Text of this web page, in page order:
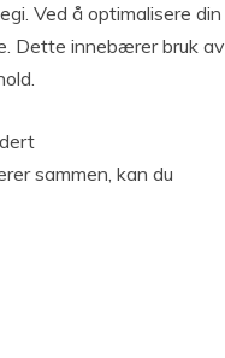
Ved å optimalisere din
Dette innebærer bruk av
sammen, kan du